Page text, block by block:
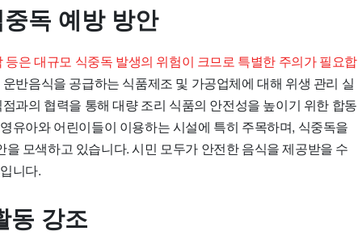
독 예방 방안
은 대규모 식중독 발생의 위험이 크므로 특별한 주의가 필요합
반음식을 공급하는 식품제조 및 가공업체에 대해 위생 관리 실
과의 협력을 통해 대량 조리 식품의 안전성을 높이기 위한 합동
유아와 어린이들이 이용하는 시설에 특히 주목하며, 식중독을
모색하고 있습니다. 시민 모두가 안전한 음식을 제공받을 수
니다.
동 강조